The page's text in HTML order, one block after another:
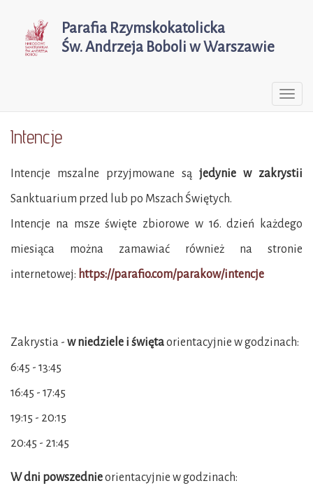
Parafia Rzymskokatolicka
Św. Andrzeja Boboli w Warszawie
Intencje
Intencje mszalne przyjmowane są jedynie w zakrystii
Sanktuarium przed lub po Mszach Świętych.
Intencje na msze święte zbiorowe w 16. dzień każdego
miesiąca można zamawiać również na stronie
internetowej: https://parafio.com/parakow/intencje
Zakrystia - wniedziele i świętaorientacyjnie w godzinach:
6:45 - 13:45
16:45 - 17:45
19:15 - 20:15
20:45 - 21:45
W dni powszednieorientacyjnie w godzinach: